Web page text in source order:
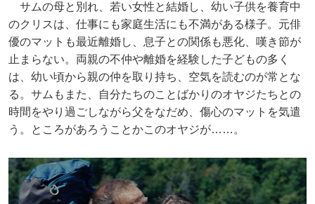
サムの母と別れ、若い女性と結婚し、幼い子供を養育中
のクリスは、仕事にも家庭生活にも不満がある様子。元俳
優のマットも最近離婚し、息子との関係も悪化、嘆き節が
止まらない。両親の不仲や離婚を経験した子どもの多く
は、幼い頃から親の仲を取り持ち、空気を読むのが常とな
る。サムもまた、自分たちのことばかりのオヤジたちとの
時間をやり過ごしながら父をなだめ、傷心のマットを気遣
う。ところがあろうことかこのオヤジが……。